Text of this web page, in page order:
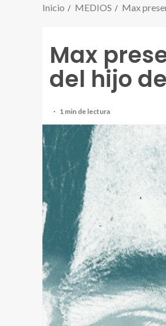
Inicio MEDIOS Max
Max
del hijo
1 min de lectura